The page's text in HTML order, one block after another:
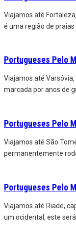
Viajamos até
é uma região de praias
Portugueses Pelo
Viajamos até
marcada por anos de
Portugueses Pelo
Viajamos até São
permanentemente
Portugueses Pelo
Viajamos até Riade,
um ocidental, este